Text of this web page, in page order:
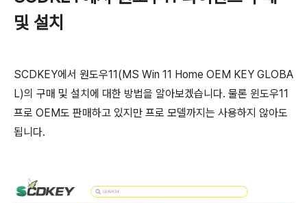
및 설치
SCDKEY에서 원도우11(MS Win 11 Home OEM KEY GLOBA
L)의 구매 및 설치에 대한 방법을 알아보겠습니다. 물론 윈도우11
프로 OEM도 판매하고 있지만 프로 모델까지는 사용하지 않아도
됩니다.